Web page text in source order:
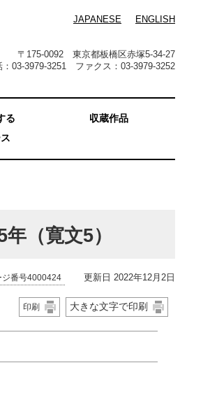
JAPANESE ENGLISH
〒175-0092 東京都板橋区赤塚5-34-27
：03-3979-3251 ファクス：03-3979-3252
る
収蔵作品
（寛文5）
ジ番号4000424 更新日 2022年12月2日
印刷 大きな文字で印刷